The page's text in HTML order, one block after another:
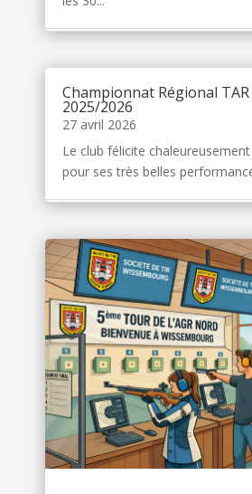
Championnat Régional TAR
2025/2026
27 avril 2026
Le club félicite
pour ses très belles